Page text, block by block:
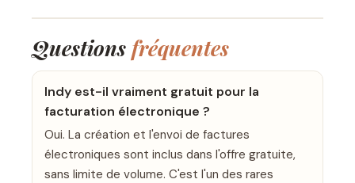
Questions fréquentes
Indy est-il vraiment gratuit pour la
facturation électronique ?
Oui. La création et l'envoi de factures
électroniques sont inclus dans l'offre gratuite,
sans limite de volume. C'est l'un des rares